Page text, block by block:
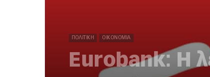
ΠΟΛΙΤΙΚΉ ΟΙΚΟΝΟΜΊΑ
Eurobank: H